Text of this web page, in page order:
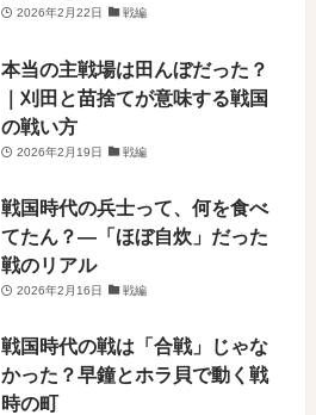
2026年2月22日 戦編
本当の主戦場は田んぼだった？
｜刈田と苗捨てが意味する戦国
の戦い方
2026年2月19日 戦編
戦国時代の兵士って、何を食べ
てたん？―「ほぼ自炊」だった
戦のリアル
2026年2月16日 戦編
戦国時代の戦は「合戦」じゃな
かった？早鐘とホラ貝で動く戦
時の町